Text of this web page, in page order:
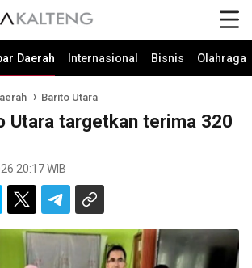
Daerah Internasional Bisnis Olahraga
Barito Utara
Utara targetkan terima 320
20:17 WIB